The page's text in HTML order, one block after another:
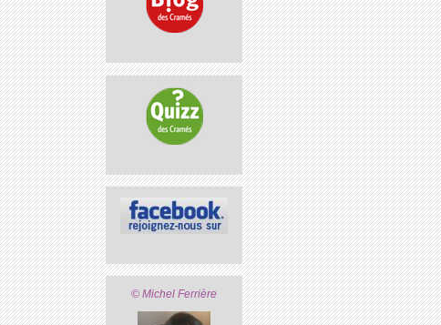
© Michel Ferrière